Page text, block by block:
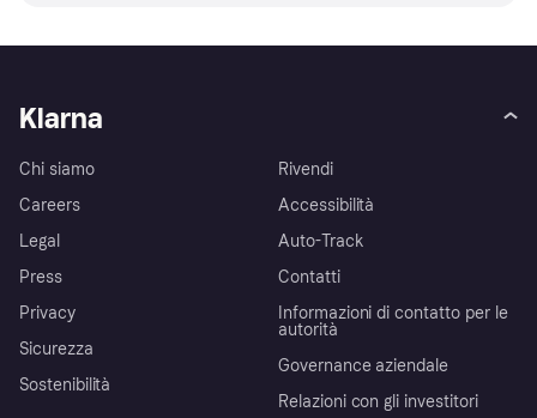
Klarna
Chi siamo
Careers
Legal
Press
Privacy
Sicurezza
Sostenibilità
Rivendi
Accessibilità
Auto-Track
Contatti
Informazioni di contatto per le
autorità
Governance aziendale
Relazioni con gli investitori